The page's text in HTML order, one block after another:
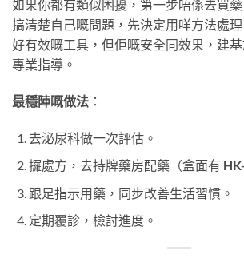
如果你都有類似困擾，第一步唔係去買
搞清楚自己嘅問題，先決定用咩方法處
好有效嘅工具，但佢嘅安全同效果，建
專業指導。
最穩陣嘅做法 ：
去泌尿科做一次評估。
攞處方，去持牌藥房配藥（盒面有
跟足指示用藥，同步改善生活習慣。
定期覆診，檢討進度。